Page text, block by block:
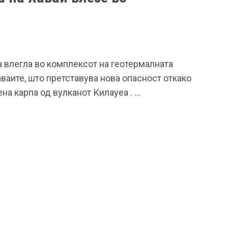
во комплексот на геотермалната
што претставува нова опасност откако
карпа од вулканот Килауеа . …